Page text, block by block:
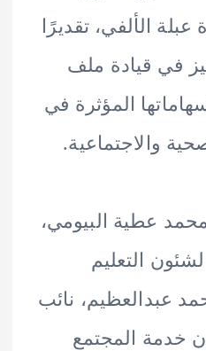
تقديرًا
ملف
المؤثرة في
البيومي،
نائب